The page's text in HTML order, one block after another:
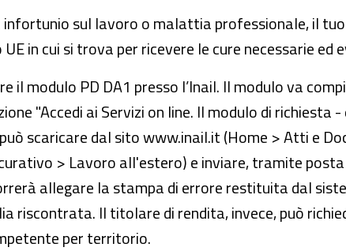
sul lavoro o malattia professionale, il
in cui si trova per ricevere le cure necessarie ed
il modulo PD DA1 presso l’Inail. Il modulo va
"Accedi ai Servizi on line. Il modulo di richiesta
scaricare dal sito www.inail.it (Home > Atti e
> Lavoro all'estero) e inviare, tramite
allegare la stampa di errore restituita dal
riscontrata. Il titolare di rendita, invece, può
per territorio.